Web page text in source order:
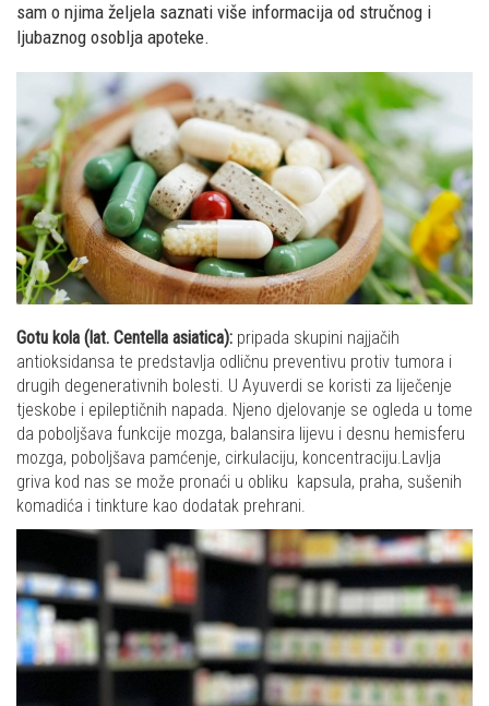
sam o njima željela saznati više informacija od stručnog i
ljubaznog osoblja apoteke.
Gotu kola (lat. Centella asiatica): pripada skupini najjačih
antioksidansa te predstavlja odličnu preventivu protiv tumora i
drugih degenerativnih bolesti. U Ayuverdi se koristi za liječenje
tjeskobe i epileptičnih napada. Njeno djelovanje se ogleda u tome
da poboljšava funkcije mozga, balansira lijevu i desnu hemisferu
mozga, poboljšava pamćenje, cirkulaciju, koncentraciju.Lavlja
griva kod nas se može pronaći u obliku kapsula, praha, sušenih
komadića i tinkture kao dodatak prehrani.